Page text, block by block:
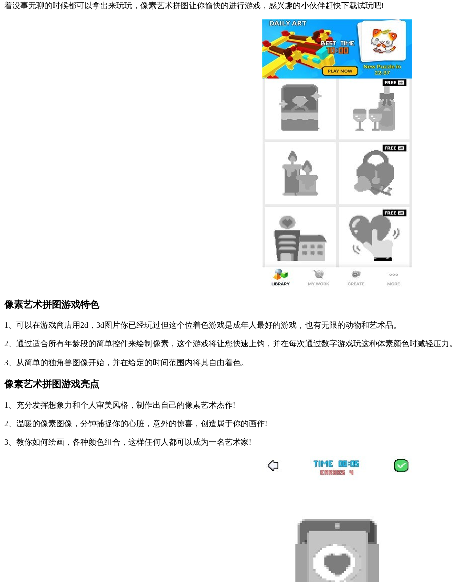
着没事无聊的时候都可以拿出来玩玩，像素艺术拼图让你愉快的进行游戏，感兴趣的小伙伴赶快下载试玩吧!
像素艺术拼图游戏特色
1、可以在游戏商店用2d，3d图片你已经玩过但这个位着色游戏是成年人最好的游戏，也有无限的动物和艺术品。
2、通过适合所有年龄段的简单控件来绘制像素，这个游戏将让您快速上钩，并在每次通过数字游戏玩这种体素颜色时减轻压力。
3、从简单的独角兽图像开始，并在给定的时间范围内将其自由着色。
像素艺术拼图游戏亮点
1、充分发挥想象力和个人审美风格，制作出自己的像素艺术杰作!
2、温暖的像素图像，分钟捕捉你的心脏，意外的惊喜，创造属于你的画作!
3、教你如何绘画，各种颜色组合，这样任何人都可以成为一名艺术家!